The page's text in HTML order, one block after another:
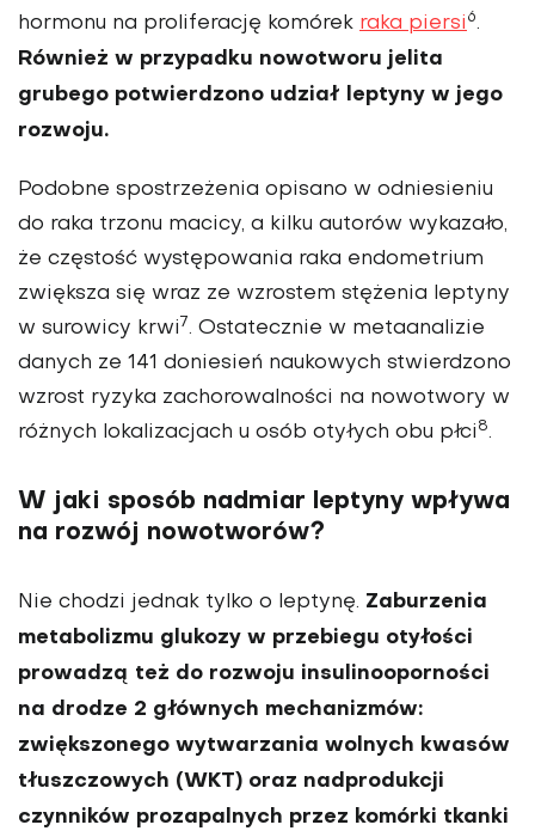
hormonu na proliferację komórek raka piersi 6.
Również w przypadku nowotworu jelita
grubego potwierdzono udział leptyny w jego
rozwoju.
Podobne spostrzeżenia opisano w odniesie­niu
do raka trzonu macicy, a kilku autorów wykazało,
że częstość występowania raka endometrium
zwiększa się wraz ze wzrostem stężenia leptyny
w surowicy krwi 7. Ostatecznie w metaanalizie
danych ze 141 doniesień naukowych stwier­dzono
wzrost ryzyka zachorowalno­ści na nowotwory w
różnych loka­lizacjach u osób otyłych obu płci 8.
W jaki sposób nadmiar leptyny wpływa
na rozwój nowotworów?
Nie chodzi jednak tylko o lep­tynę. Zaburzenia
metabolizmu glukozy w przebiegu otyłości
pro­wadzą też do rozwoju insulino­oporności
na drodze 2 głównych mechanizmów:
zwiększonego wytwarzania wolnych kwasów
tłuszczowych (WKT) oraz nadpro­dukcji
czynników prozapalnych przez komórki tkanki